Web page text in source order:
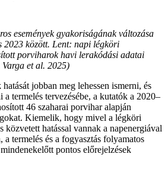
események gyakoriságának változása
2023 között. Lent: napi légköri
porviharok havi lerakódási adatai
Varga et al. 2025)
jobban meg lehessen ismerni, és
a termelés tervezésébe, a kutatók a 2020–
46 szaharai porvihar alapján
Kiemelik, hogy mivel a légköri
közvetett hatással vannak a napenergiával
termelés és a fogyasztás folyamatos
pontos előrejelzések